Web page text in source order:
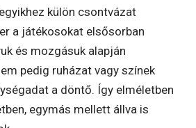
külön csontvázat
a játékosokat elsősorban
és mozgásuk alapján
pedig ruházat vagy színek
a döntő. Így elméletben
egymás mellett állva is